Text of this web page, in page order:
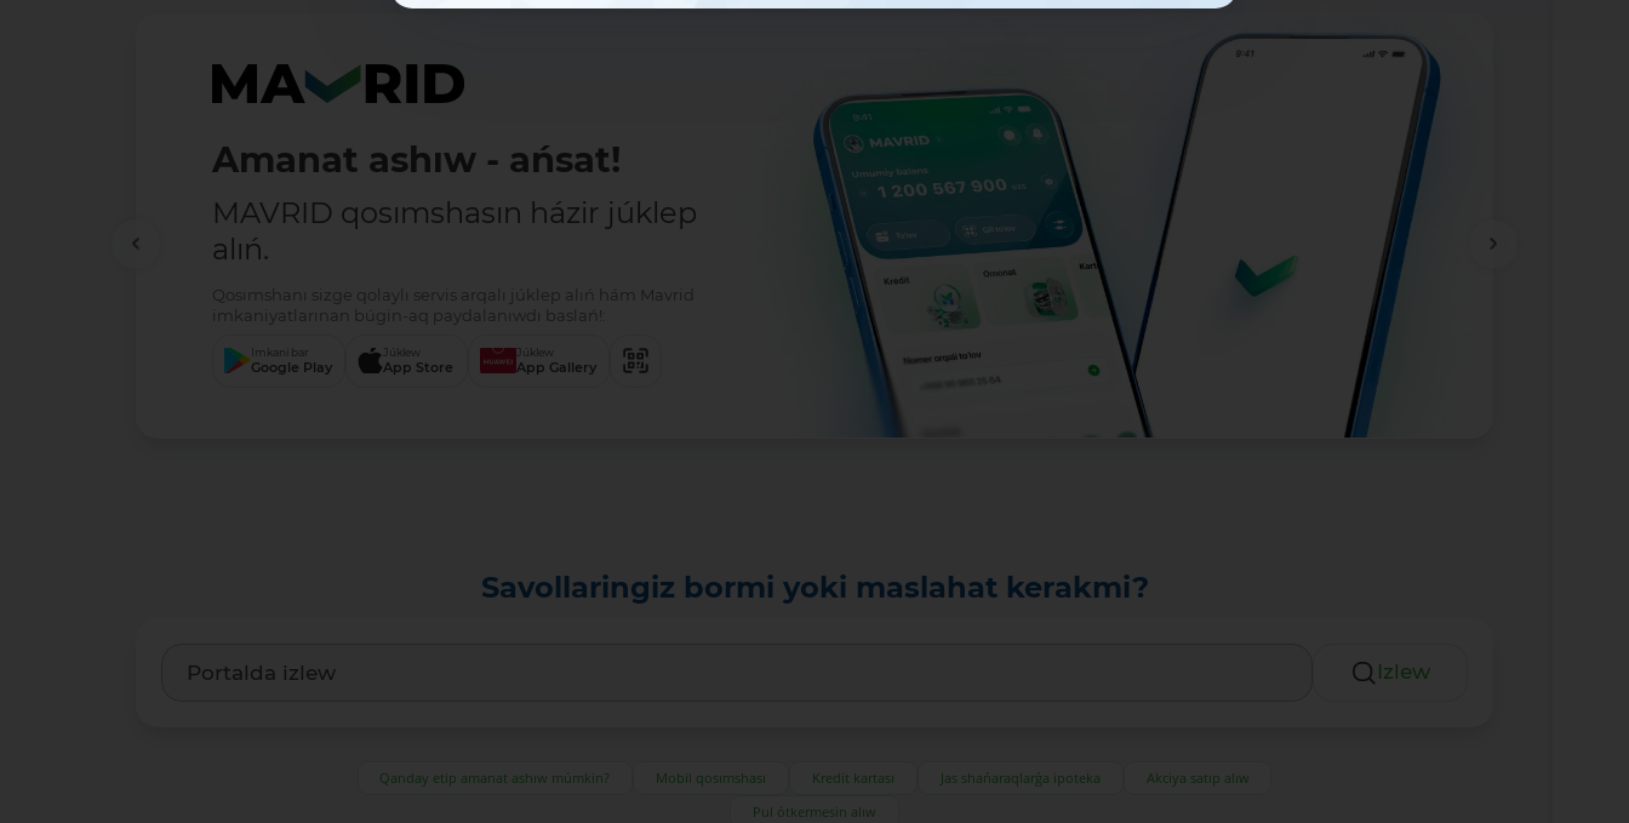
Amanat ashıw - ańsat!
MAVRID qosımshasın házir júklep
alıń.
Qosımshanı sizge qolaylı servis arqalı júklep alıń hám Mavrid
imkaniyatlarınan búgin-aq paydalanıwdı baslań!:
Imkani bar
Google Play
Júklew
App Store
Júklew
App Gallery
Savollaringiz bormi yoki maslahat kerakmi?
Izlew
Qanday etip amanat ashıw múmkin? Mobil qosımshası Kredit kartası Jas shańaraqlarǵa ipoteka
Akciya satıp alıw
Pul ótkermesin alıw